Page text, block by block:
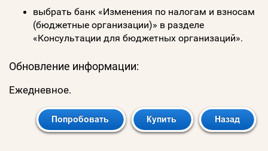
выбрать банк «Изменения по налогам и взносам
(бюджетные организации)» в разделе
«Консультации для бюджетных организаций».
Обновление информации:
Ежедневное.